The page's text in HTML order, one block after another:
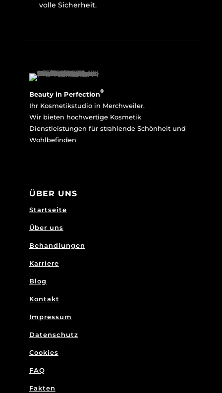
volle Sicherheit.
Beauty in Perfection®
Ihr Kosmetikstudio in Merchweiler.
Wir bieten hochwertige Kosmetik
Dienstleistungen für strahlende Schönheit und
Wohlbefinden
ÜBER UNS
Startseite
Über uns
Behandlungen
Karriere
Blog
Kontakt
Impressum
Datenschutz
Cookies
FAQ
Fakten